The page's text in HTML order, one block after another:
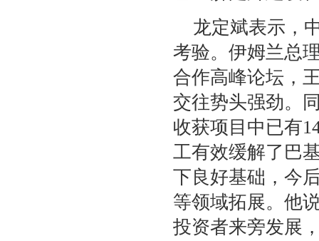
龙定斌表示，
考验。伊姆兰总
合作高峰论坛，
交往势头强劲。
收获项目中已有
工有效缓解了巴
下良好基础，今
等领域拓展。他
投资者来旁发展